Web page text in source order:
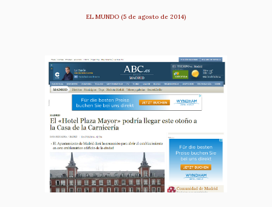
EL MUNDO (5 de agosto de 2014)